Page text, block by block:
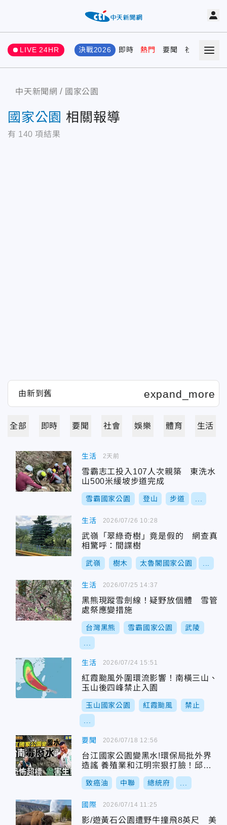
LIVE 24HR 決戰2026 即時 熱門 要聞 社會 娛樂
中天新聞網 國家公園
國家公園 相關報導
有 140 項結果
全部 即時 要聞 社會 娛樂 體育 生活
生活
雪霸志工投入107人次親築 東洗水
山500米緩坡步道完成
雪霸國家公園 登山 步道
2天前
生活
武嶺「翠綠奇樹」竟是假的 網查真
相驚呼：間諜樹
武嶺 樹木 太魯閣國家公園
2026/07/26 10:28
生活
黑熊現蹤雪劍線！疑野放個體 雪管
處祭應變措施
台灣黑熊 雪霸國家公園 武陵
2026/07/25 14:37
生活
紅霞颱風外圍環流影響！南橫三山、
玉山後四峰禁止入園
玉山國家公園 紅霞颱風 禁止
2026/07/24 15:51
要聞
台江國家公園變黑水!環保局批外界
造謠 養殖業和江明宗狠打臉！邱淑
媞：不把食安管好你才阿共派來
致癌油 中聯 總統府
2026/07/18 12:56
國際
影/遊黃石公園遭野牛撞飛8英尺 美
2026/07/14 11:25